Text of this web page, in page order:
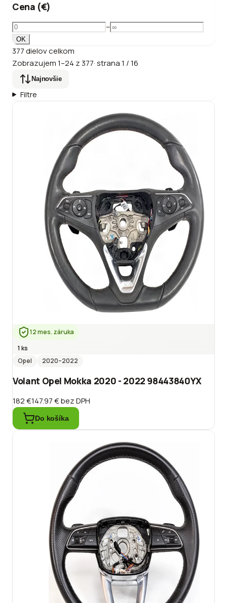
Cena (€)
–
OK
377dielovcelkom
Zobrazujem1–24 z 377·strana1 /16
Najnovšie
Filtre
12 mes. záruka
1 ks
Opel
2020–2022
Volant Opel Mokka 2020 - 2022 98443840YX
182 €147.97 €bez DPH
Do košíka